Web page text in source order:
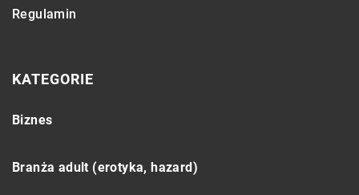
Regulamin
KATEGORIE
Biznes
Branża adult (erotyka, hazard)